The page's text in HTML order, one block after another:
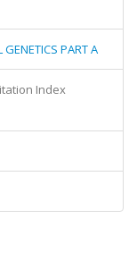
GENETICS PART A
Index